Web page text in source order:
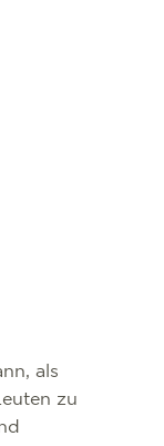
als
zu